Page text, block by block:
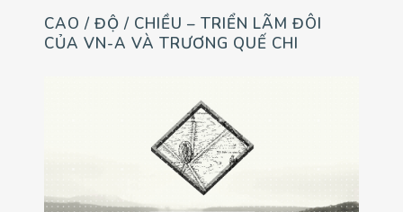
CAO / ĐỘ / CHIỀU – TRIỂN LÃM ĐÔI
CỦA VN-A VÀ TRƯƠNG QUẾ CHI